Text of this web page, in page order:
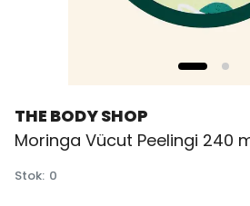
THE BODY SHOP
Moringa Vücut Peelingi 240
Stok: 0